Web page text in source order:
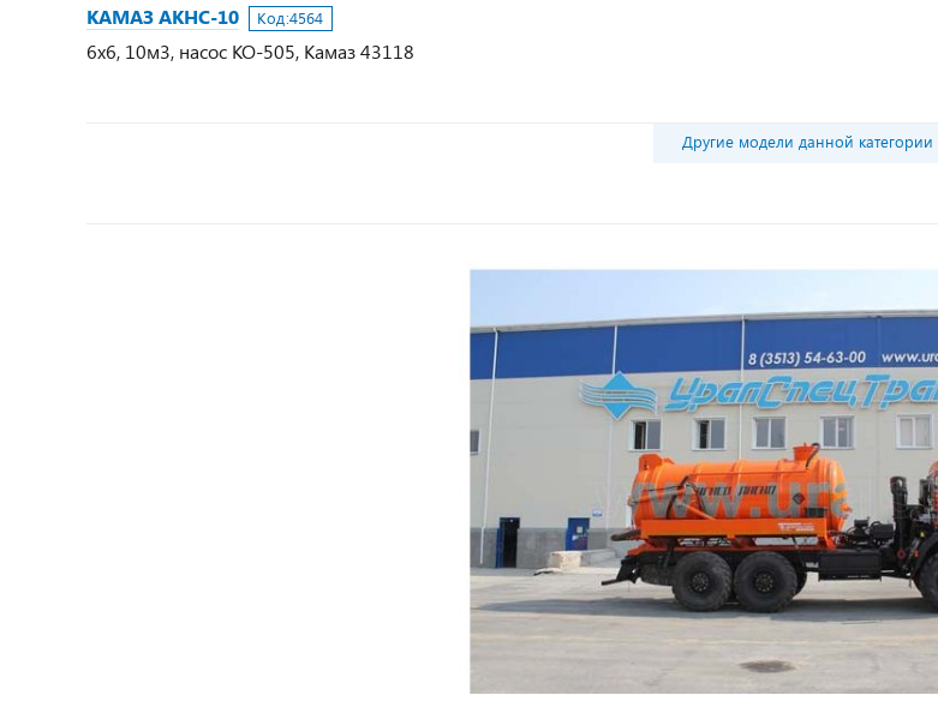
КАМАЗ АКНС-10 Код:4564
6х6, 10м3, насос КО-505, Камаз 43118
Другие модели данной категории